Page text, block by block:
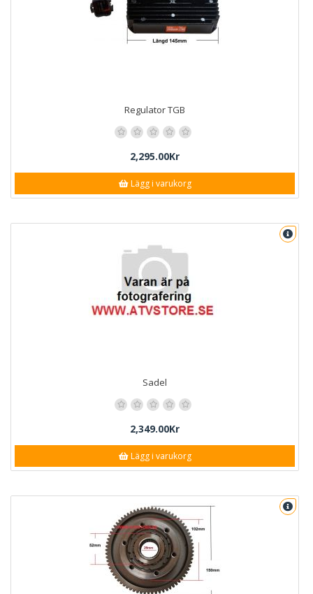
Regulator TGB
2,295.00Kr
Lägg i varukorg
Sadel
2,349.00Kr
Lägg i varukorg